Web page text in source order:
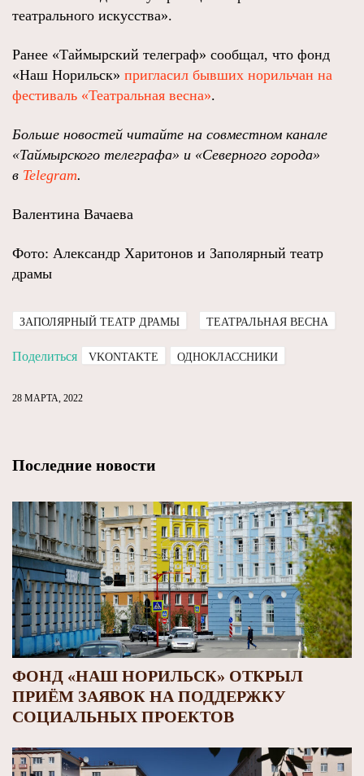
театрального искусства».
Ранее «Таймырский телеграф» сообщал, что фонд
«Наш Норильск» пригласил бывших норильчан на
фестиваль «Театральная весна».
Больше новостей читайте на совместном канале
«Таймырского телеграфа» и «Северного города»
в Telegram.
Валентина Вачаева
Фото: Александр Харитонов и Заполярный театр
драмы
ЗАПОЛЯРНЫЙ ТЕАТР ДРАМЫ ТЕАТРАЛЬНАЯ ВЕСНА
Поделиться VKONTAKTE ОДНОКЛАССНИКИ
28 МАРТА, 2022
Последние новости
ФОНД «НАШ НОРИЛЬСК» ОТКРЫЛ
ПРИЁМ ЗАЯВОК НА ПОДДЕРЖКУ
СОЦИАЛЬНЫХ ПРОЕКТОВ